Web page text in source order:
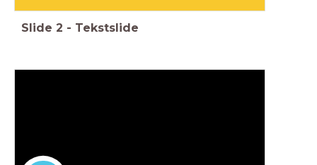
Slide 2 - Tekstslide